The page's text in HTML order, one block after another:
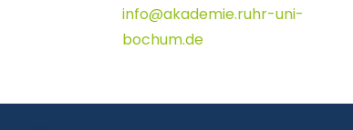
info@akademie.ruhr-uni-
bochum.de